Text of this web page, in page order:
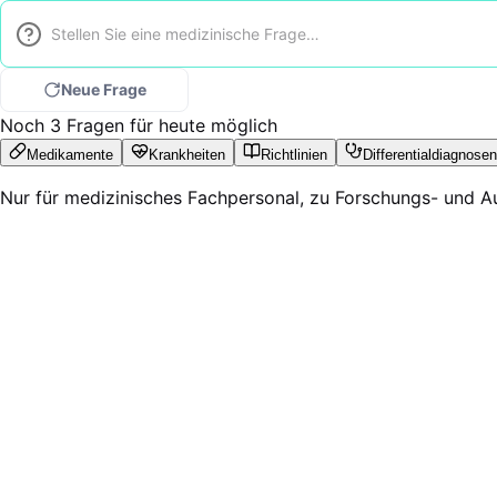
Neue Frage
Noch 3 Fragen für heute möglich
Medikamente Krankheiten Richtlinien Differentialdiagnosen
Nur für medizinisches Fachpersonal, zu Forschungs- und